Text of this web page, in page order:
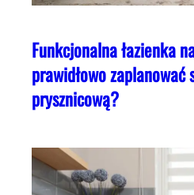
Funkcjonalna łazienka
prawidłowo
prysznicową?